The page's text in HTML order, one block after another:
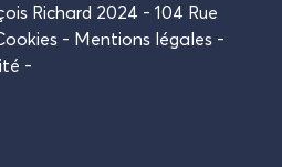
Richard 2024
104 Rue
Mentions légales